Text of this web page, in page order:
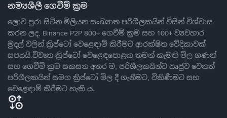
නම්‍යශීලී ගෙවීම් ක්‍රම
ලොව පුරා සිටින මිලියන සංඛ්‍යාත පරිශීලකයින් විසින් විශ්වාස
කරන ලද, Binance P2P 800+ ගෙවීම් ක්‍රම සහ 100+ ව්‍යවහාර
මුදල් වලින් ක්‍රිප්ටෝ වෙළෙඳාම් කිරීමට ආරක්ෂිත වේදිකාවක්
සපයයි.විවෘත ක්‍රිප්ටෝ වෙළෙඳපොළක තමන් කැමති මිල ගණන්
සහ ගෙවීම් ක්‍රම සකසන අතර ම, පරිශීලකයින්ට ඍජුව වෙනත්
පරිශීලකයින් සමග ක්‍රිප්ටෝ මිල දී ගැනීමට, විකිණීමට සහ
වෙළෙඳාම් කිරීමට හැකි ය.